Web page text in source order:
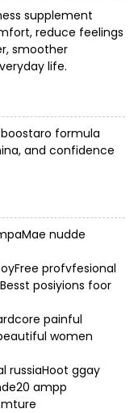
supplement
reduce feelings
smoother
life.
boostaro formula
and confidence
nudde
profvfesional
posiyions foor
painful
women
russiaHoot ggay
ampp